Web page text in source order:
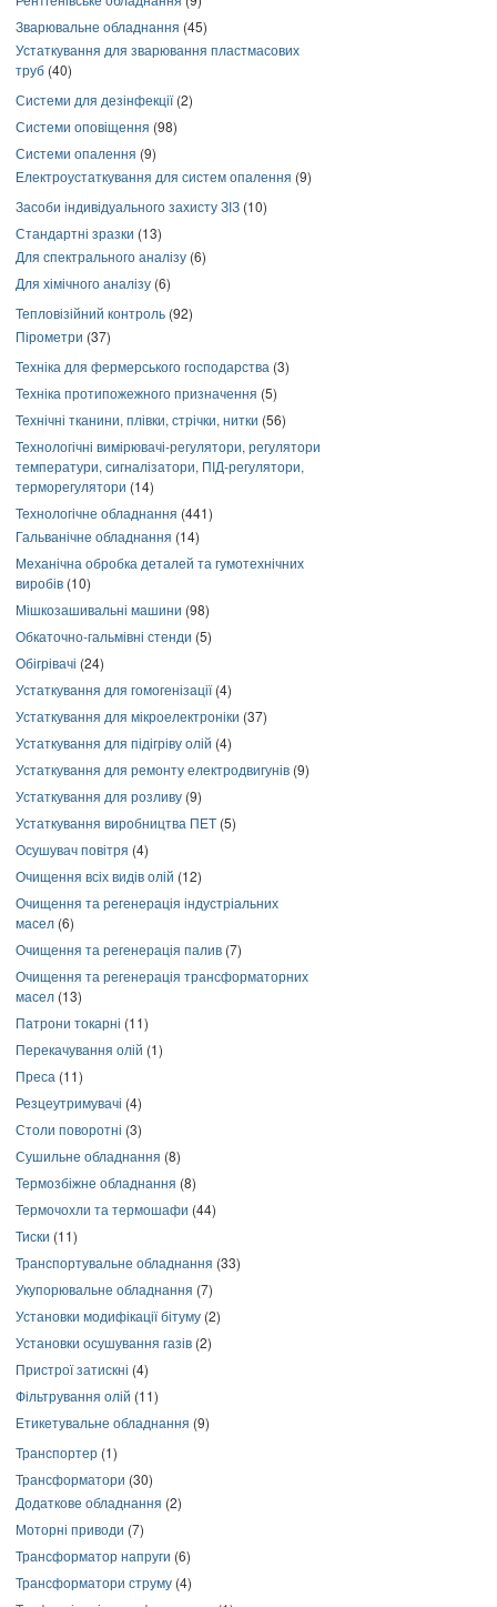
Зварювальне обладнання (45)
Устаткування для зварювання пластмасових
труб (40)
Системи для дезінфекції(2)
Системи оповіщення (98)
Системи опалення (9)
Електроустаткування для систем опалення (9)
Засоби індивідуального захисту ЗІЗ (10)
Стандартні зразки (13)
Для спектрального аналізу (6)
Для хімічного аналізу (6)
Тепловізійний контроль (92)
Пірометри (37)
Техніка для фермерського господарства (3)
Техніка протипожежного призначення (5)
Технічні тканини, плівки, стрічки, нитки (56)
Технологічні вимірювачі-регулятори, регулятори
температури, сигналізатори, ПІД-регулятори,
терморегулятори (14)
Технологічне обладнання (441)
Гальванічне обладнання (14)
Механічна обробка деталей та гумотехнічних
виробів (10)
Мішкозашивальні машини (98)
Обкаточно-гальмівні стенди (5)
Обігрівачі (24)
Устаткування для гомогенізації(4)
Устаткування для мікроелектроніки (37)
Устаткування для підігріву олій (4)
Устаткування для ремонту електродвигунів (9)
Устаткування для розливу (9)
Устаткування виробництва ПЕТ (5)
Осушувач повітря (4)
Очищення всіх видів олій (12)
Очищення та регенерація індустріальних
масел (6)
Очищення та регенерація палив (7)
Очищення та регенерація трансформаторних
масел (13)
Патрони токарні (11)
Перекачування олій (1)
Преса (11)
Резцеутримувачі (4)
Столи поворотні (3)
Сушильне обладнання (8)
Термозбіжне обладнання (8)
Термочохли та термошафи (44)
Тиски (11)
Транспортувальне обладнання (33)
Укупорювальне обладнання (7)
Установки модифікації бітуму (2)
Установки осушування газів (2)
Пристрої затискні (4)
Фільтрування олій (11)
Етикетувальне обладнання (9)
Транспортер (1)
Трансформатори (30)
Додаткове обладнання (2)
Моторні приводи (7)
Трансформатор напруги (6)
Трансформатори струму (4)